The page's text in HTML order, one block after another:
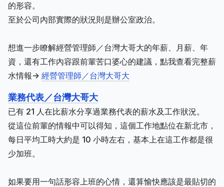
的形容。
至於公司內部實際的狀況則是辦公室政治。
想進一步瞭解經營管理師／台灣大哥大的年薪、月薪、年
資，還有工作內容跟前輩苦口婆心的建議，點我查看完整薪
水情報-> 經營管理師／台灣大哥大
業務代表／台灣大哥大
已有 21 人在比薪水分享過業務代表的薪水及工作狀況。
從這位前輩的情報中可以得知，這個工作地點位在新北市，
每日平均工時大約是 10 小時左右，基本上在這工作都是很
少加班。
如果要用一句話形容上班的心情，還算愉快應該是最貼切的